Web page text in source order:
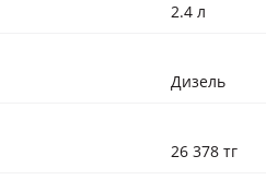
2.4 л
Дизель
26 378 тг